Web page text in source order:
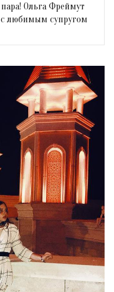
Ольга Фреймут
с любимым супругом